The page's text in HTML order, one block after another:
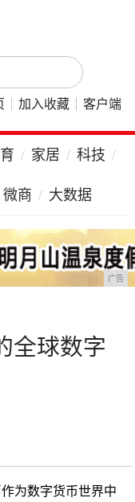
加入收藏 客户端
家居 科技
微商 大数据
广告
全球数字
为数字货币世界中